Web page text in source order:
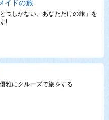
イドの旅
とつしかない、あなただけの旅」を
!
雅にクルーズで旅をする